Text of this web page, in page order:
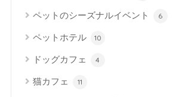
ペットのシーズナルイベント 6
ペットホテル 10
ドッグカフェ 4
猫カフェ 11